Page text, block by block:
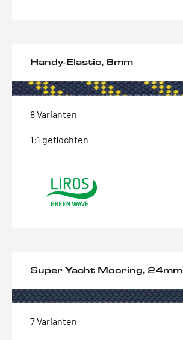
Handy-Elastic, 8mm
8 Varianten
1:1 geflochten
Super Yacht Mooring, 24mm
7 Varianten